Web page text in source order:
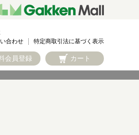
合わせ 特定商取引法に基づく表示
会員登録 カート